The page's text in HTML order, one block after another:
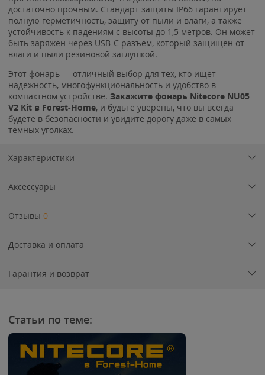
достаточно прочным. Стандарт защиты IP66 гарантирует
полную герметичность, защиту от пыли и влаги, а также
устойчивость к падениям с высоты до 1,5 метров. Он может
быть заряжен через USB-C разъем, который защищен от
влаги и пыли резиновой заглушкой.
Этот фонарь — отличный выбор для тех, кто ищет
надежность, многофункциональность и удобство в
компактном устройстве. Закажите фонарь Nitecore NU05
V2 Kit в Forest-Home, и будьте уверены, что вы всегда
будете в безопасности и увидите дорогу даже в самых
темных уголках.
Характеристики
Аксессуары
Отзывы 0
Доставка и оплата
Гарантия и возврат
Статьи по теме: